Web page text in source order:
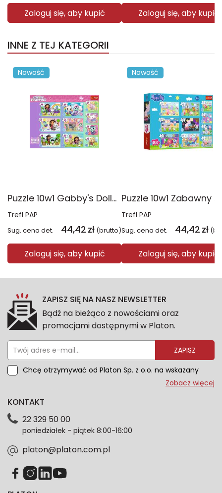
Zaloguj się, aby kupić Zaloguj się, aby kupić
INNE Z TEJ KATEGORII
Nowość
Puzzle 10w1 Gabby's Dollhouse Gabby i jej świat 96014
Trefl PAP
Sug. cena det. 44,42 zł (brutto)
Zaloguj się, aby kupić
Nowość
Trefl PAP
Sug. cena det. 44,42 zł
Zaloguj się, aby kupić
ZAPISZ SIĘ NA NASZ NEWSLETTER
Bądź na bieżąco z nowościami oraz
promocjami dostępnymi w Platon.
ZAPISZ
Chcę otrzymywać od Platon Sp. z o.o. na wskazany
przeze mnie adres e-mail informacje marketingowe
dotyczące danych osobowych znajdziesz w naszej
każdym czasie. Wycofanie zgody nie wpłynie na
zgodność z prawem przetwarzania dokonanego przed
Zobacz więcej
KONTAKT
22 329 50 00
poniedziałek - piątek 8:00-16:00
platon@platon.com.pl